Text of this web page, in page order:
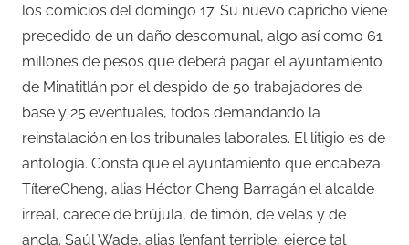
los comicios del domingo 17. Su nuevo capricho viene
precedido de un daño descomunal, algo así como 61
millones de pesos que deberá pagar el ayuntamiento
de Minatitlán por el despido de 50 trabajadores de
base y 25 eventuales, todos demandando la
reinstalación en los tribunales laborales. El litigio es de
antología. Consta que el ayuntamiento que encabeza
TítereCheng, alias Héctor Cheng Barragán el alcalde
irreal, carece de brújula, de timón, de velas y de
ancla. Saúl Wade, alias l’enfant terrible, ejerce tal